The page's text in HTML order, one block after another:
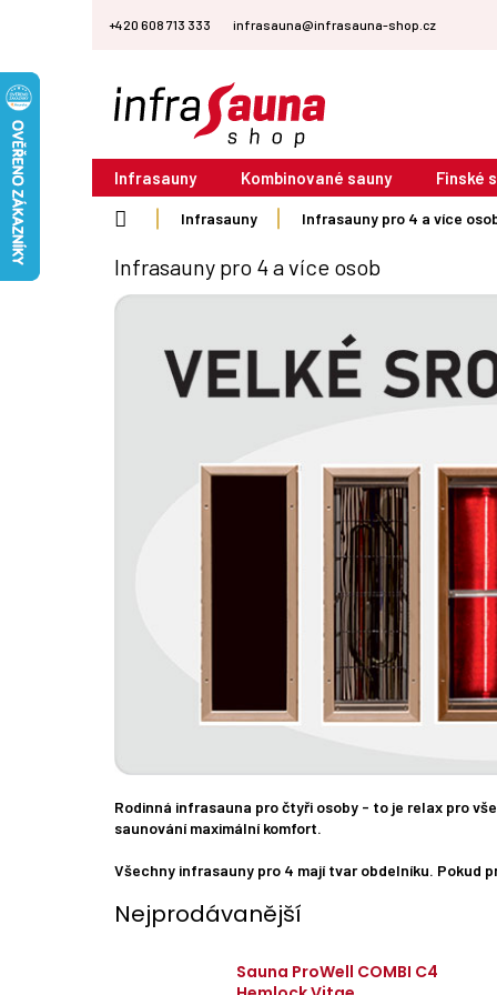
+420 608 713 333 infrasauna@infrasauna-shop.cz
Infrasauny Kombinované sauny Finské
Infrasauny Infrasauny pro 4 a více
Infrasauny pro 4 a více osob
Rodinná infrasauna pro čtyři osoby - to je relax pro
saunování maximální komfort.
Všechny infrasauny pro 4 mají tvar obdelníku. Pokud
Nejprodávanější
Sauna ProWell COMBI C4